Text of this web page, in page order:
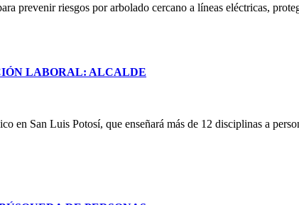
prevenir riesgos por arbolado cercano a líneas eléctricas,
LABORAL: ALCALDE
en San Luis Potosí, que enseñará más de 12 disciplinas a